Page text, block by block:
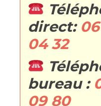
direct:
04 32
bureau :
09 80